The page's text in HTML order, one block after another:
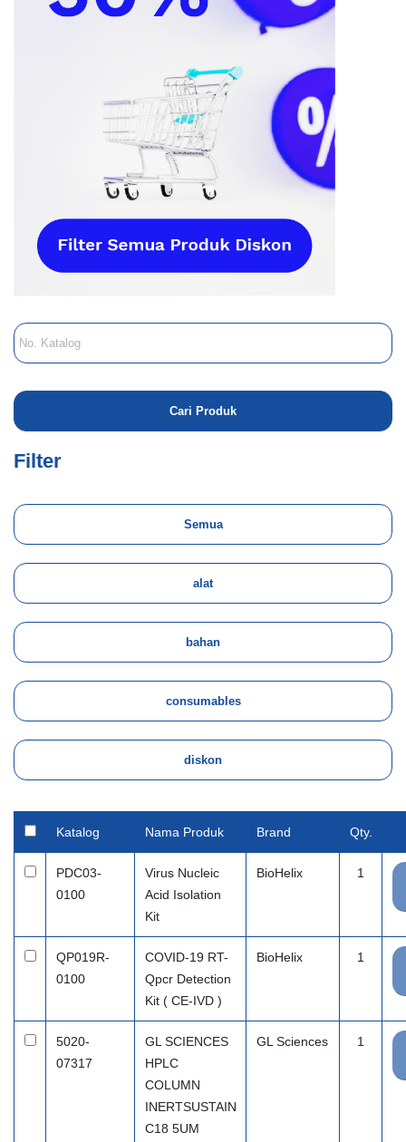
Filter
Semua
Katalog Nama Produk Brand Qty.
PDC03-
0100
Virus Nucleic
Acid Isolation
Kit
BioHelix 1
QP019R-
0100
COVID-19 RT-
Qpcr Detection
Kit ( CE-IVD )
BioHelix 1
5020-
07317
GL SCIENCES
HPLC
COLUMN
INERTSUSTAIN
C18 5UM
GL Sciences 1